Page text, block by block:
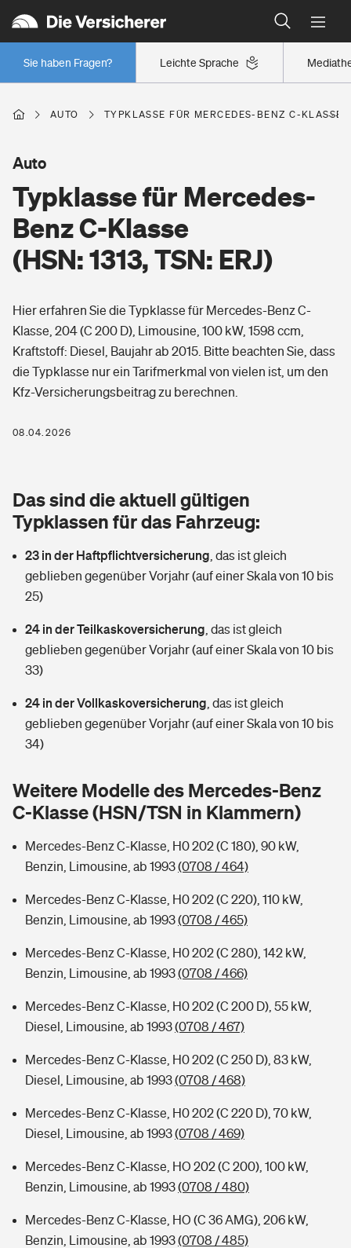
Leichte Sprache
Sie haben Fragen?
Wer versichert was: Jetzt Versicherer finden
Regionalklassen: So ist Ihre Region eingestuft
Wer versichert was: Jetzt Versicherer finden
Berufsunfähigkeitsversicherung
Arbeitsrechtsschutz
Berufshaftpflichtversicherung
Rentenrechner: Wie viel Geld bekomme ich im Alter?
Wer versichert was: Jetzt Versicherer finden
Sie haben Fragen?
Wohnen
Wohngebäudeversicherung
Hausratversicherung
Elementarversicherung
Photovoltaik
Wärmepumpen versichern
Vermieterrrechtsschutz
Mietkautionsversicherung
Restkreditversicherung
Zur Übersicht
Hochwasser-Check: Wie gefährdet ist Ihr Haus?
Wer versichert was: Jetzt Versicherer finden
Sie haben Fragen?
Pri­vate Haft­pflicht­
Rechts­schutz­ver­si­che­rung
Kinderunfall­ver­si­che­rung
Reiseversicherung
Handyversicherung
Private Cyberversicherung
Musikinstrumentenversicherung
Typklassen: So ist Ihr Auto eingestuft
Sie haben Fragen?
Gesundheit
Private Krankenversicherung
Tierkrankenversicherung
Zur Übersicht
Wer versichert was: Jetzt Versicherer finden
Sie haben Fragen?
Rentenrechner: Wie viel Geld bekomme ich im Alter?
AUTO TYPKLASSE FÜR MERCEDES-BENZ C-KLASSE
Typklasse für Mercedes-
Benz C-Klasse
(HSN: 1313, TSN: ERJ)
Auto
Hier erfahren Sie die Typklasse für Mercedes-Benz C-
Klasse, 204 (C 200 D), Limousine, 100 kW, 1598 ccm,
Kraftstoff: Diesel, Baujahr ab 2015. Bitte beachten Sie, dass
die Typklasse nur ein Tarifmerkmal von vielen ist, um den
Kfz-Versicherungsbeitrag zu berechnen.
08.04.2026
Das sind die aktuell gültigen
Typklassen für das Fahrzeug:
23 in der Haftpflichtversicherung das ist gleich
geblieben gegenüber Vorjahr (auf einer Skala von 10 bis
25)
24 in der Teilkaskoversicherung das ist gleich
geblieben gegenüber Vorjahr (auf einer Skala von 10 bis
33)
24 in der Vollkaskoversicherung das ist gleich
geblieben gegenüber Vorjahr (auf einer Skala von 10 bis
34)
Weitere Modelle des Mercedes-Benz
C-Klasse (HSN/TSN in Klammern)
Mercedes-Benz C-Klasse, H0 202 (C 180), 90 kW,
Benzin, Limousine, ab 1993(0708 / 464)
Mercedes-Benz C-Klasse, H0 202 (C 220), 110 kW,
Benzin, Limousine, ab 1993(0708 / 465)
Mercedes-Benz C-Klasse, H0 202 (C 280), 142 kW,
Benzin, Limousine, ab 1993(0708 / 466)
Mercedes-Benz C-Klasse, H0 202 (C 200 D), 55 kW,
Diesel, Limousine, ab 1993(0708 / 467)
Mercedes-Benz C-Klasse, H0 202 (C 250 D), 83 kW,
Diesel, Limousine, ab 1993(0708 / 468)
Mercedes-Benz C-Klasse, H0 202 (C 220 D), 70 kW,
Diesel, Limousine, ab 1993(0708 / 469)
Mercedes-Benz C-Klasse, HO 202 (C 200), 100 kW,
Benzin, Limousine, ab 1993(0708 / 480)
Mercedes-Benz C-Klasse, HO (C 36 AMG), 206 kW,
Benzin, Limousine, ab 1993(0708 / 485)